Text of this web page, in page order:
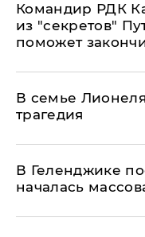
Командир РДК
из "секретов"
поможет
В семье
трагедия
В Геленджике
началась